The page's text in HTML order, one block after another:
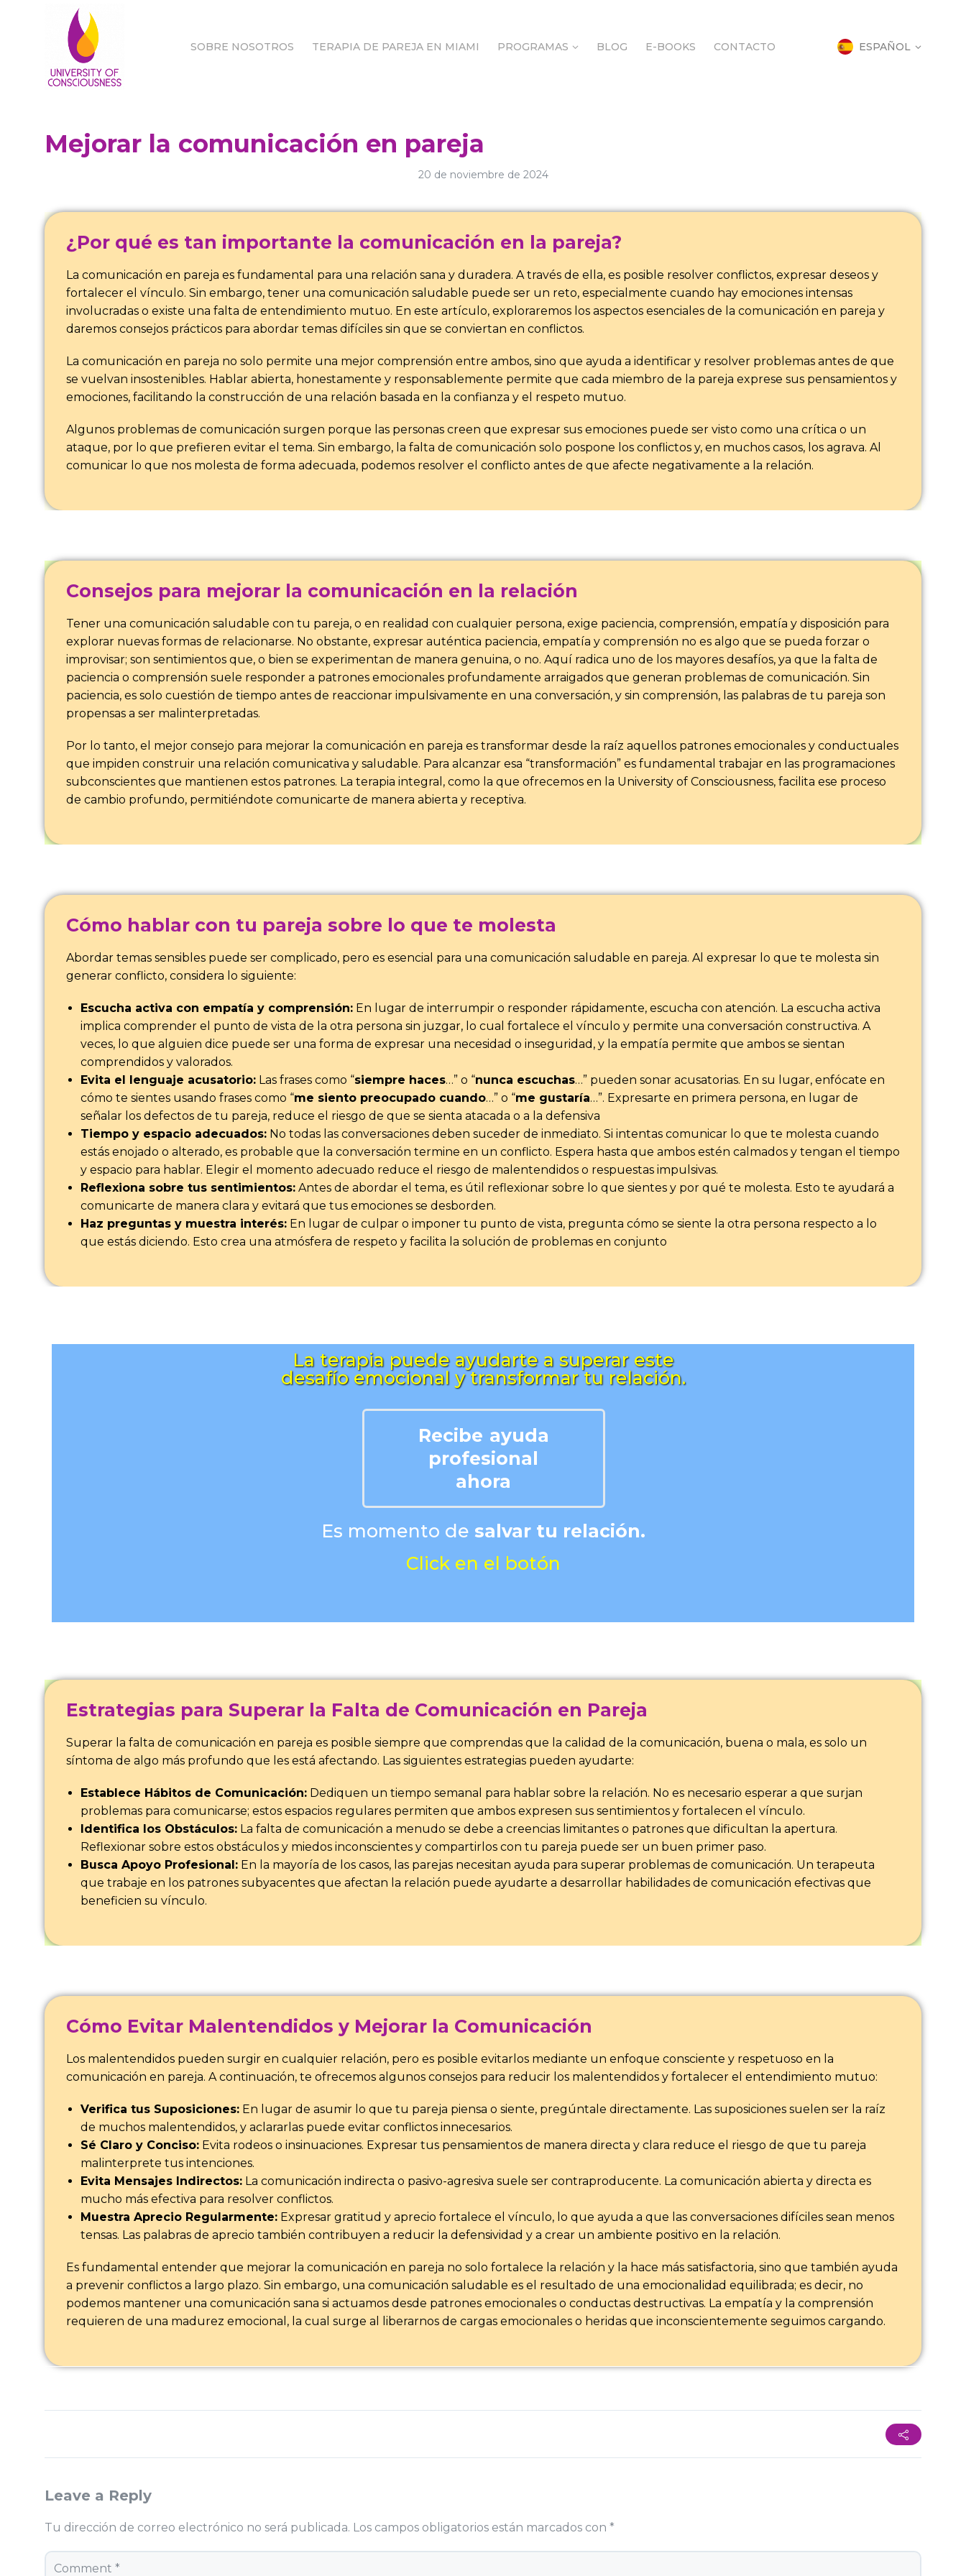
SOBRE NOSOTROS TERAPIA DE PAREJA EN MIAMI PROGRAMAS BLOG E-BOOKS CONTACTO ESPAÑOL
Mejorar la comunicación en pareja
20 de noviembre de 2024
¿Por qué es tan importante la comunicación en la pareja?
La comunicación en pareja es fundamental para una relación sana y duradera. A través de ella, es posible resolver conflictos, expresar deseos y
fortalecer el vínculo. Sin embargo, tener una comunicación saludable puede ser un reto, especialmente cuando hay emociones intensas
involucradas o existe una falta de entendimiento mutuo. En este artículo, exploraremos los aspectos esenciales de la comunicación en pareja y
daremos consejos prácticos para abordar temas difíciles sin que se conviertan en conflictos.
La comunicación en pareja no solo permite una mejor comprensión entre ambos, sino que ayuda a identificar y resolver problemas antes de que
se vuelvan insostenibles. Hablar abierta, honestamente y responsablemente permite que cada miembro de la pareja exprese sus pensamientos y
emociones, facilitando la construcción de una relación basada en la confianza y el respeto mutuo.
Algunos problemas de comunicación surgen porque las personas creen que expresar sus emociones puede ser visto como una crítica o un
ataque, por lo que prefieren evitar el tema. Sin embargo, la falta de comunicación solo pospone los conflictos y, en muchos casos, los agrava. Al
comunicar lo que nos molesta de forma adecuada, podemos resolver el conflicto antes de que afecte negativamente a la relación.
Consejos para mejorar la comunicación en la relación
Tener una comunicación saludable con tu pareja, o en realidad con cualquier persona, exige paciencia, comprensión, empatía y disposición para
explorar nuevas formas de relacionarse. No obstante, expresar auténtica paciencia, empatía y comprensión no es algo que se pueda forzar o
improvisar; son sentimientos que, o bien se experimentan de manera genuina, o no. Aquí radica uno de los mayores desafíos, ya que la falta de
paciencia o comprensión suele responder a patrones emocionales profundamente arraigados que generan problemas de comunicación. Sin
paciencia, es solo cuestión de tiempo antes de reaccionar impulsivamente en una conversación, y sin comprensión, las palabras de tu pareja son
propensas a ser malinterpretadas.
Por lo tanto, el mejor consejo para mejorar la comunicación en pareja es transformar desde la raíz aquellos patrones emocionales y conductuales
que impiden construir una relación comunicativa y saludable. Para alcanzar esa “transformación” es fundamental trabajar en las programaciones
subconscientes que mantienen estos patrones. La terapia integral, como la que ofrecemos en la University of Consciousness, facilita ese proceso
de cambio profundo, permitiéndote comunicarte de manera abierta y receptiva.
Cómo hablar con tu pareja sobre lo que te molesta
Abordar temas sensibles puede ser complicado, pero es esencial para una comunicación saludable en pareja. Al expresar lo que te molesta sin
generar conflicto, considera lo siguiente:
Escucha activa con empatía y comprensión: En lugar de interrumpir o responder rápidamente, escucha con atención. La escucha activa
implica comprender el punto de vista de la otra persona sin juzgar, lo cual fortalece el vínculo y permite una conversación constructiva. A
veces, lo que alguien dice puede ser una forma de expresar una necesidad o inseguridad, y la empatía permite que ambos se sientan
comprendidos y valorados.
Evita el lenguaje acusatorio: Las frases como “siempre haces…” o “nunca escuchas…” pueden sonar acusatorias. En su lugar, enfócate en
cómo te sientes usando frases como “me siento preocupado cuando…” o “me gustaría…”. Expresarte en primera persona, en lugar de
señalar los defectos de tu pareja, reduce el riesgo de que se sienta atacada o a la defensiva
Tiempo y espacio adecuados: No todas las conversaciones deben suceder de inmediato. Si intentas comunicar lo que te molesta cuando
estás enojado o alterado, es probable que la conversación termine en un conflicto. Espera hasta que ambos estén calmados y tengan el tiempo
y espacio para hablar. Elegir el momento adecuado reduce el riesgo de malentendidos o respuestas impulsivas.
Reflexiona sobre tus sentimientos: Antes de abordar el tema, es útil reflexionar sobre lo que sientes y por qué te molesta. Esto te ayudará a
comunicarte de manera clara y evitará que tus emociones se desborden.
Haz preguntas y muestra interés: En lugar de culpar o imponer tu punto de vista, pregunta cómo se siente la otra persona respecto a lo
que estás diciendo. Esto crea una atmósfera de respeto y facilita la solución de problemas en conjunto
La terapia puede ayudarte a superar este
desafío emocional y transformar tu relación.
Recibe ayuda
profesional
ahora
Es momento de salvar tu relación.
Click en el botón
Estrategias para Superar la Falta de Comunicación en Pareja
Superar la falta de comunicación en pareja es posible siempre que comprendas que la calidad de la comunicación, buena o mala, es solo un
síntoma de algo más profundo que les está afectando. Las siguientes estrategias pueden ayudarte:
Establece Hábitos de Comunicación: Dediquen un tiempo semanal para hablar sobre la relación. No es necesario esperar a que surjan
problemas para comunicarse; estos espacios regulares permiten que ambos expresen sus sentimientos y fortalecen el vínculo.
Identifica los Obstáculos: La falta de comunicación a menudo se debe a creencias limitantes o patrones que dificultan la apertura.
Reflexionar sobre estos obstáculos y miedos inconscientes y compartirlos con tu pareja puede ser un buen primer paso.
Busca Apoyo Profesional: En la mayoría de los casos, las parejas necesitan ayuda para superar problemas de comunicación. Un terapeuta
que trabaje en los patrones subyacentes que afectan la relación puede ayudarte a desarrollar habilidades de comunicación efectivas que
beneficien su vínculo.
Cómo Evitar Malentendidos y Mejorar la Comunicación
Los malentendidos pueden surgir en cualquier relación, pero es posible evitarlos mediante un enfoque consciente y respetuoso en la
comunicación en pareja. A continuación, te ofrecemos algunos consejos para reducir los malentendidos y fortalecer el entendimiento mutuo:
Verifica tus Suposiciones: En lugar de asumir lo que tu pareja piensa o siente, pregúntale directamente. Las suposiciones suelen ser la raíz
de muchos malentendidos, y aclararlas puede evitar conflictos innecesarios.
Sé Claro y Conciso: Evita rodeos o insinuaciones. Expresar tus pensamientos de manera directa y clara reduce el riesgo de que tu pareja
malinterprete tus intenciones.
Evita Mensajes Indirectos: La comunicación indirecta o pasivo-agresiva suele ser contraproducente. La comunicación abierta y directa es
mucho más efectiva para resolver conflictos.
Muestra Aprecio Regularmente: Expresar gratitud y aprecio fortalece el vínculo, lo que ayuda a que las conversaciones difíciles sean menos
tensas. Las palabras de aprecio también contribuyen a reducir la defensividad y a crear un ambiente positivo en la relación.
Es fundamental entender que mejorar la comunicación en pareja no solo fortalece la relación y la hace más satisfactoria, sino que también ayuda
a prevenir conflictos a largo plazo. Sin embargo, una comunicación saludable es el resultado de una emocionalidad equilibrada; es decir, no
podemos mantener una comunicación sana si actuamos desde patrones emocionales o conductas destructivas. La empatía y la comprensión
requieren de una madurez emocional, la cual surge al liberarnos de cargas emocionales o heridas que inconscientemente seguimos cargando.
Leave a Reply
Tu dirección de correo electrónico no será publicada. Los campos obligatorios están marcados con *